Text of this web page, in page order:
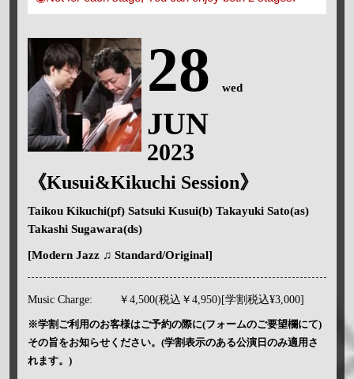
28 wed
JUN
2023
《Kusui&Kikuchi Session》
Taikou Kikuchi(pf) Satsuki Kusui(b) Takayuki Sato(as)
Takashi Sugawara(ds)
[Modern Jazz ♫ Standard/Original]
Music Charge: ￥4,500(税込￥4,950)[学割税込¥3,000]
※学割ご利用のお客様はご予約の際に(フォームのご要望欄にて)
その旨をお知らせください。(学割表示のある公演日のみ適用さ
れます。)